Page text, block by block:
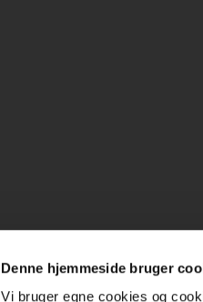
Denne hjemmeside bruger
Vi bruger egne cookies og